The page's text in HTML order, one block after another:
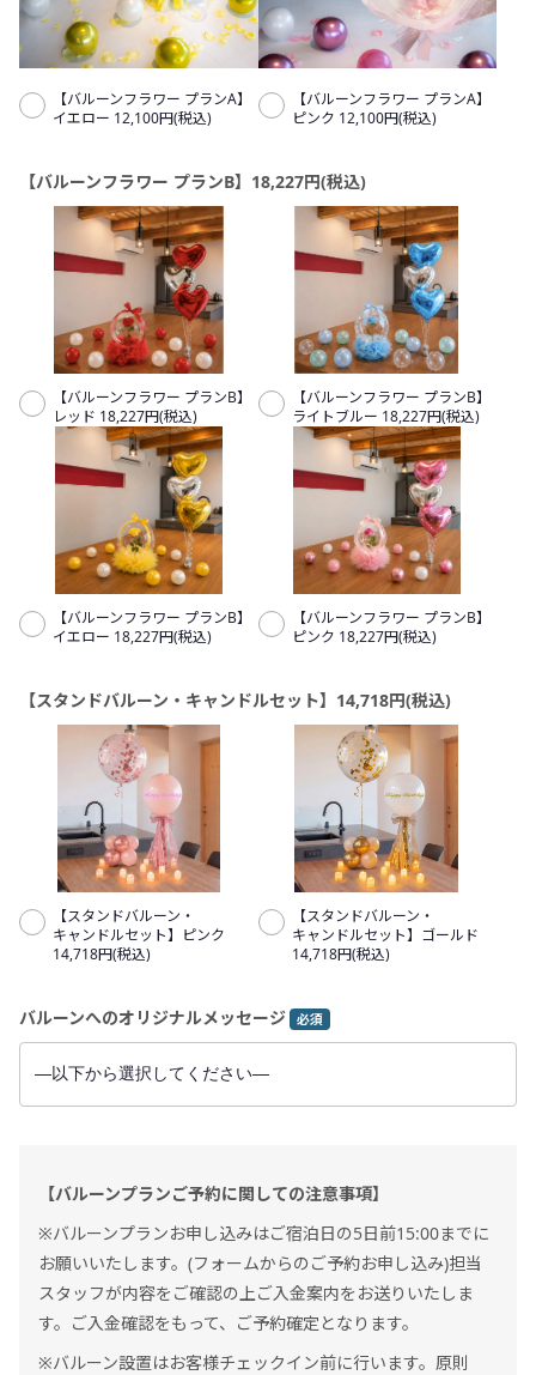
【バルーンフラワー プランA】
イエロー 12,100円(税込)
【バルーンフラワー プランA】
ピンク 12,100円(税込)
【バルーンフラワー プランB】18,227円(税込)
【バルーンフラワー プランB】
レッド 18,227円(税込)
【バルーンフラワー プランB】
ライトブルー 18,227円(税込)
【バルーンフラワー プランB】
イエロー 18,227円(税込)
【バルーンフラワー プランB】
ピンク 18,227円(税込)
【スタンドバルーン・キャンドルセット】14,718円(税込)
【スタンドバルーン・
キャンドルセット】ピンク
14,718円(税込)
【スタンドバルーン・
キャンドルセット】ゴールド
14,718円(税込)
バルーンへのオリジナルメッセージ 必須
【バルーンプランご予約に関しての注意事項】
※バルーンプランお申し込みはご宿泊日の5日前15:00までに
お願いいたします。(フォームからのご予約お申し込み)担当
スタッフが内容をご確認の上ご入金案内をお送りいたしま
す。ご入金確認をもって、ご予約確定となります。
※バルーン設置はお客様チェックイン前に行います。原則